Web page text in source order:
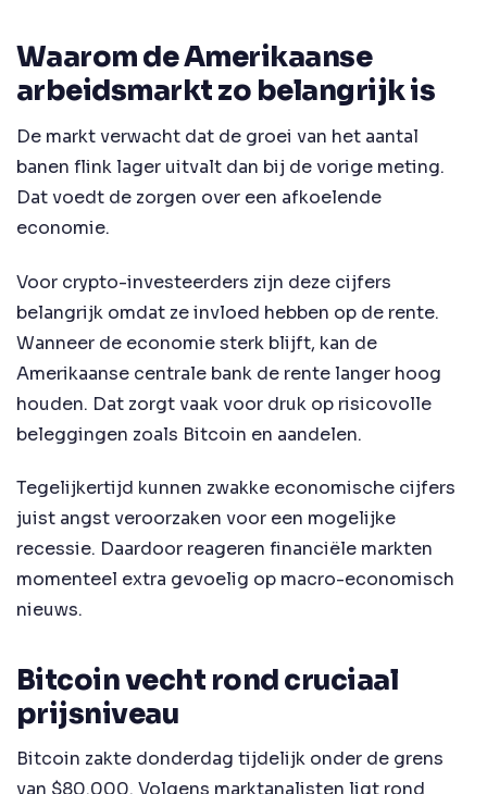
Waarom de Amerikaanse
arbeidsmarkt zo belangrijk is
De markt verwacht dat de groei van het aantal
banen flink lager uitvalt dan bij de vorige meting.
Dat voedt de zorgen over een afkoelende
economie.
Voor crypto-investeerders zijn deze cijfers
belangrijk omdat ze invloed hebben op de rente.
Wanneer de economie sterk blijft, kan de
Amerikaanse centrale bank de rente langer hoog
houden. Dat zorgt vaak voor druk op risicovolle
beleggingen zoals Bitcoin en aandelen.
Tegelijkertijd kunnen zwakke economische cijfers
juist angst veroorzaken voor een mogelijke
recessie. Daardoor reageren financiële markten
momenteel extra gevoelig op macro-economisch
nieuws.
Bitcoin vecht rond cruciaal
prijsniveau
Bitcoin zakte donderdag tijdelijk onder de grens